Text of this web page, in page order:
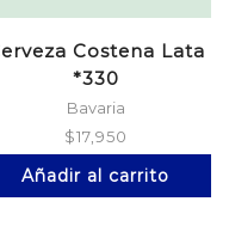
Costena Lata
*330
Bavaria
$17,950
Añadir al carrito